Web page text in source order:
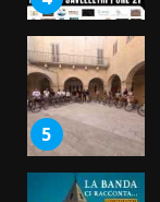
5
6